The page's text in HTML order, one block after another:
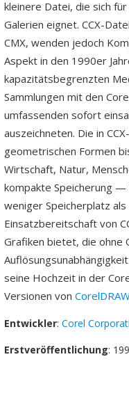
kleinere Datei, die sich
Galerien eignet. CCX-
CMX, wenden jedoch
Aspekt in den 1990er
kapazitätsbegrenzten
Sammlungen mit den
umfassenden sofort
auszeichneten. Die in
geometrischen Formen
Wirtschaft, Natur,
kompakte Speicherung
weniger Speicherplatz
Einsatzbereitschaft von
Grafiken bietet, die ohne
seine Hochzeit in der
Versionen von
Entwickler: Corel
Erstveröffentlichung: